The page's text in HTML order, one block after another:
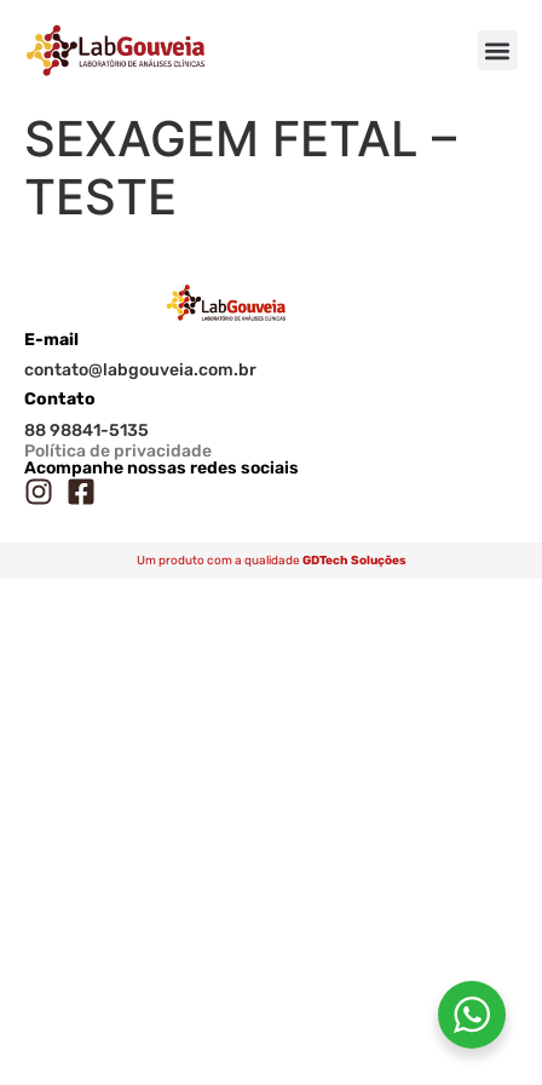
SEXAGEM FETAL –
TESTE
E-mail
contato@labgouveia.com.br
Contato
88 98841-5135
Política de privacidade
Acompanhe nossas redes sociais
Um produto com a qualidade GDTech Soluções